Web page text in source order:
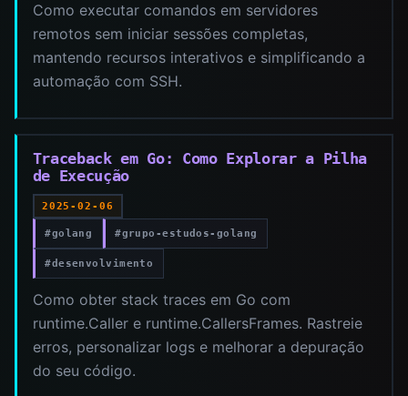
Como executar comandos em servidores
remotos sem iniciar sessões completas,
mantendo recursos interativos e simplificando a
automação com SSH.
Traceback em Go: Como Explorar a Pilha
de Execução
2025-02-06
#golang #grupo-estudos-golang
#desenvolvimento
Como obter stack traces em Go com
runtime.Caller e runtime.CallersFrames. Rastreie
erros, personalizar logs e melhorar a depuração
do seu código.